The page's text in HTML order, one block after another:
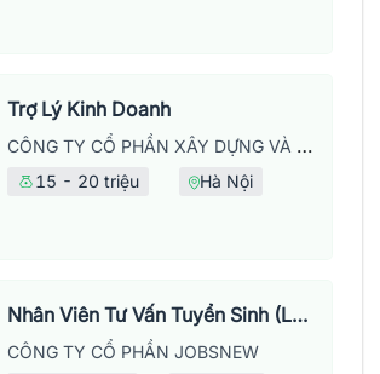
Trợ Lý Kinh Doanh
CÔNG TY CỔ PHẦN XÂY DỰNG VÀ PHÁT TRIỂN THƯƠNG MẠI HOÀNG LẦM
15 - 20 triệu Hà Nội
Nhân Viên Tư Vấn Tuyển Sinh (Làm Việc Tại Văn Phòng)
CÔNG TY CỔ PHẦN JOBSNEW